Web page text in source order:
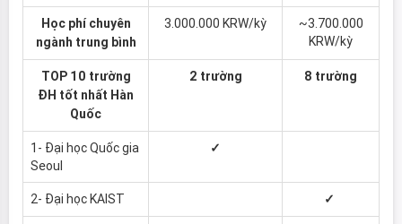
Học phí chuyên
ngành trung bình
3.000.000 KRW/kỳ
~3.700.000
KRW/kỳ
TOP 10 trường
ĐH tốt nhất Hàn
Quốc
2 trường 8 trường
1- Đại học Quốc gia
Seoul
✓
2- Đại học KAIST ✓